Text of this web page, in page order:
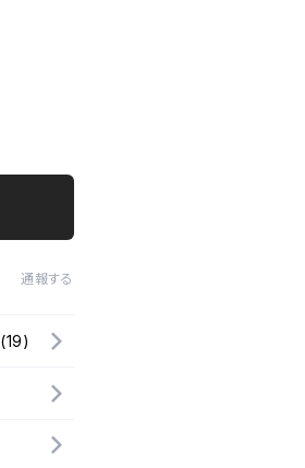
通報する
(19)